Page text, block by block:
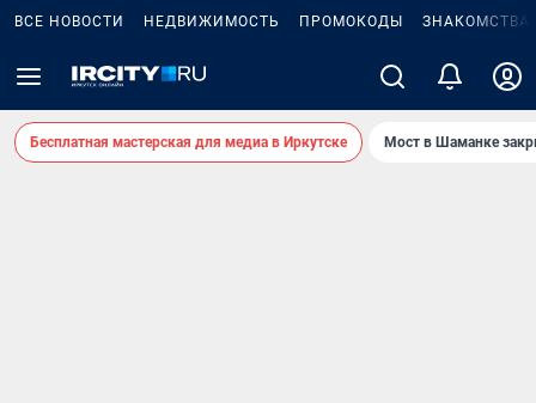
ВСЕ НОВОСТИ НЕДВИЖИМОСТЬ ПРОМОКОДЫ ЗНАКОМСТВА
Бесплатная мастерская для медиа в Иркутске Мост в Шаманке